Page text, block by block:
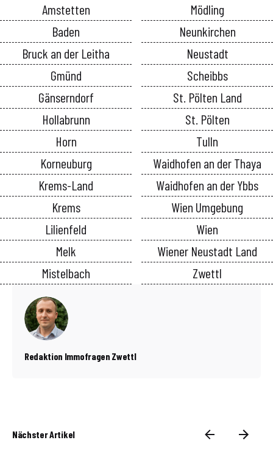
Amstetten
Baden
Bruck an der Leitha
Gmünd
Gänserndorf
Hollabrunn
Horn
Korneuburg
Krems-Land
Krems
Lilienfeld
Melk
Mistelbach
Mödling
Neunkirchen
Neustadt
Scheibbs
St. Pölten Land
St. Pölten
Tulln
Waidhofen an der Thaya
Waidhofen an der Ybbs
Wien Umgebung
Wien
Wiener Neustadt Land
Zwettl
Redaktion Immofragen Zwettl
Nächster Artikel